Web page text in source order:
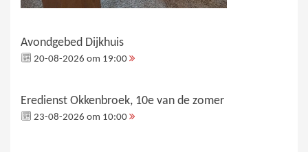
Avondgebed Dijkhuis
20-08-2026 om 19:00
Eredienst Okkenbroek, 10e van de zomer
23-08-2026 om 10:00